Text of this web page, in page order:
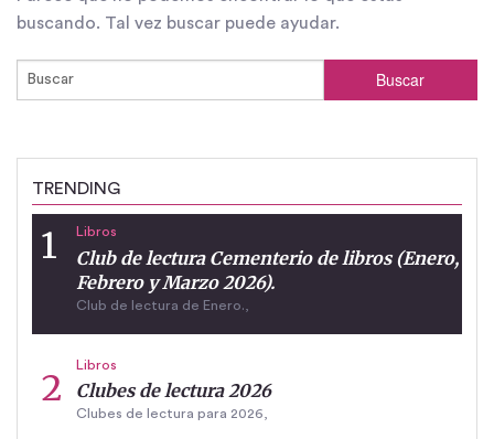
buscando. Tal vez buscar puede ayudar.
TRENDING
Libros
Club de lectura Cementerio de libros (Enero,
Febrero y Marzo 2026).
Club de lectura de Enero.,
Libros
Clubes de lectura 2026
Clubes de lectura para 2026,